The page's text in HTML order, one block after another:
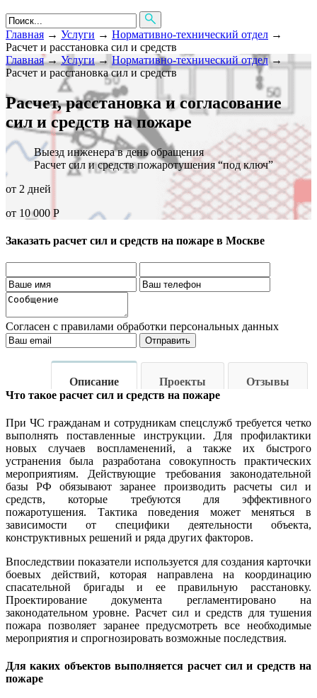
Главная → Услуги → Нормативно-технический отдел →
Расчет и расстановка сил и средств
Главная→Услуги→ Нормативно-технический отдел→
Расчет и расстановка сил и средств
Расчет, расстановка и согласование
сил и средств на пожаре
Выезд инженера в день обращения
Расчет сил и средств пожаротушения “под ключ”
от 2 дней
от 10 000 Р
Заказать расчет сил и средств на пожаре в Москве
Согласен с правилами обработки персональных данных
Отправить
Описание Проекты
Отзывы
Что такое расчет сил и средств на пожаре
При ЧС гражданам и сотрудникам спецслужб требуется четко
выполнять поставленные инструкции. Для профилактики
новых случаев воспламенений, а также их быстрого
устранения была разработана совокупность практических
мероприятиям. Действующие требования законодательной
базы РФ обязывают заранее производить расчеты сил и
средств, которые требуются для эффективного
пожаротушения. Тактика поведения может меняться в
зависимости от специфики деятельности объекта,
конструктивных решений и ряда других факторов.
Впоследствии показатели используется для создания карточки
боевых действий, которая направлена на координацию
спасательной бригады и ее правильную расстановку.
Проектирование документа регламентировано на
законодательном уровне. Расчет сил и средств для тушения
пожара позволяет заранее предусмотреть все необходимые
мероприятия и спрогнозировать возможные последствия.
Для каких объектов выполняется расчет сил и средств на
пожаре